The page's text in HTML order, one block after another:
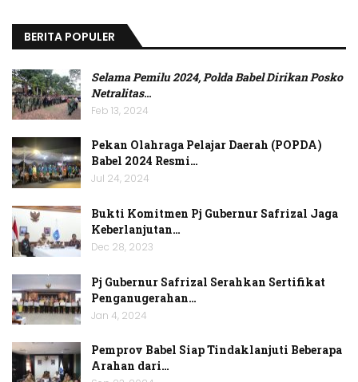
BERITA POPULER
Selama Pemilu 2024, Polda Babel Dirikan Posko
Netralitas…
Feb 13, 2024
Pekan Olahraga Pelajar Daerah (POPDA)
Babel 2024 Resmi…
Jul 24, 2024
Bukti Komitmen Pj Gubernur Safrizal Jaga
Keberlanjutan…
Dec 28, 2023
Pj Gubernur Safrizal Serahkan Sertifikat
Penganugerahan…
Jan 4, 2024
Pemprov Babel Siap Tindaklanjuti Beberapa
Arahan dari…